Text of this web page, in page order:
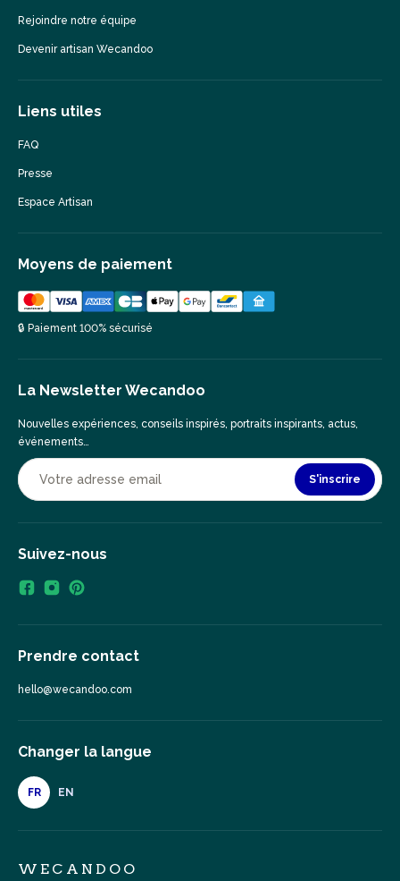
Rejoindre notre équipe
Devenir artisan Wecandoo
Liens utiles
FAQ
Presse
Espace Artisan
Moyens de paiement
🔒 Paiement 100% sécurisé
La Newsletter Wecandoo
Nouvelles expériences, conseils inspirés, portraits inspirants, actus,
événements…
S'inscrire
Suivez-nous
Prendre contact
hello@wecandoo.com
Changer la langue
FR EN
WECANDOO